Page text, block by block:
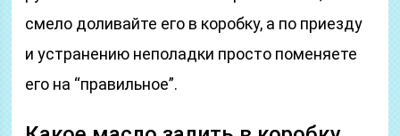
смело доливайте его в коробку, а по приезду
и устранению неполадки просто поменяете
его на “правильное”.